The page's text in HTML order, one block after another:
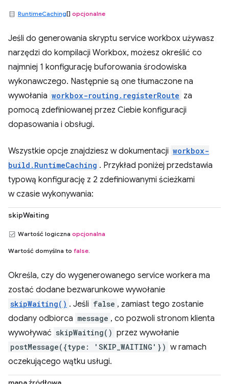
RuntimeCaching[] opcjonalne
Jeśli do generowania skryptu service workbox używasz
narzędzi do kompilacji Workbox, możesz określić co
najmniej 1 konfigurację buforowania środowiska
wykonawczego. Następnie są one tłumaczone na
wywołania workbox-routing.registerRoute za
pomocą zdefiniowanej przez Ciebie konfiguracji
dopasowania i obsługi.
Wszystkie opcje znajdziesz w dokumentacji workbox-
build.RuntimeCaching . Przykład poniżej przedstawia
typową konfigurację z 2 zdefiniowanymi ścieżkami
w czasie wykonywania:
skipWaiting
Wartość logiczna opcjonalna
Wartość domyślna to false.
Określa, czy do wygenerowanego service workera ma
zostać dodane bezwarunkowe wywołanie
skipWaiting() . Jeśli false , zamiast tego zostanie
dodany odbiorca message , co pozwoli stronom klienta
wywoływać skipWaiting() przez wywołanie
postMessage({type: 'SKIP_WAITING'}) w ramach
oczekującego wątku usługi.